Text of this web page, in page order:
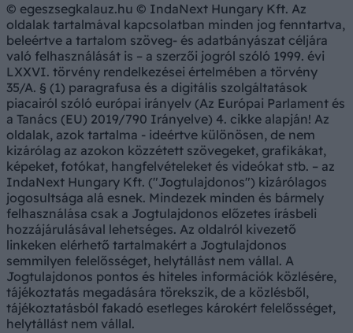
© egeszsegkalauz.hu © IndaNext Hungary Kft. Az
oldalak tartalmával kapcsolatban minden jog fenntartva,
beleértve a tartalom szöveg- és adatbányászat céljára
való felhasználását is – a szerzői jogról szóló 1999. évi
LXXVI. törvény rendelkezései értelmében a törvény
35/A. § (1) paragrafusa és a digitális szolgáltatások
piacairól szóló európai irányelv (Az Európai Parlament és
a Tanács (EU) 2019/790 Irányelve) 4. cikke alapján! Az
oldalak, azok tartalma - ideértve különösen, de nem
kizárólag az azokon közzétett szövegeket, grafikákat,
képeket, fotókat, hangfelvételeket és videókat stb. – az
IndaNext Hungary Kft. ("Jogtulajdonos") kizárólagos
jogosultsága alá esnek. Mindezek minden és bármely
felhasználása csak a Jogtulajdonos előzetes írásbeli
hozzájárulásával lehetséges. Az oldalról kivezető
linkeken elérhető tartalmakért a Jogtulajdonos
semmilyen felelősséget, helytállást nem vállal. A
Jogtulajdonos pontos és hiteles információk közlésére,
tájékoztatás megadására törekszik, de a közlésből,
tájékoztatásból fakadó esetleges károkért felelősséget,
helytállást nem vállal.